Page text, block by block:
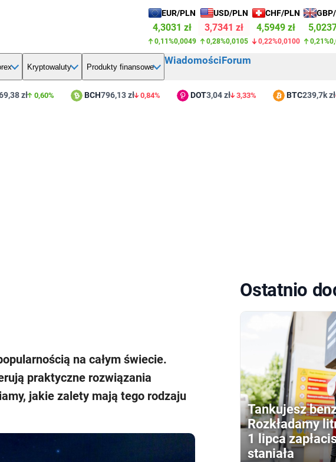
EUR/PLN
4,3031 zł
0,11%0,0049
USD/PLN
3,7341 zł
0,28%0,0105
CHF/PLN
4,5949 zł
0,22%0,0100 0,21%
Kryptowaluty Produkty finansowe
WiadomościForum
0,60% BCH796,13 zł 0,84% DOT3,04 zł 3,33% BTC239,7k zł
na całym świecie.
praktyczne rozwiązania
jakie zalety mają tego rodzaju
Ostatnio
Tankujesz
Rozkładamy
1 lipca
staniała